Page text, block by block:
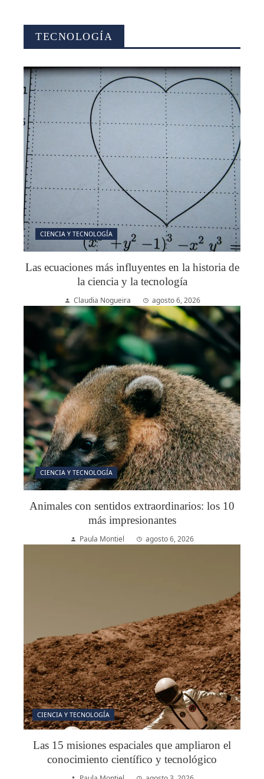
TECNOLOGÍA
CIENCIA Y TECNOLOGÍA
Las ecuaciones más influyentes en la historia de
la ciencia y la tecnología
Claudia Nogueira agosto 6, 2026
CIENCIA Y TECNOLOGÍA
Animales con sentidos extraordinarios: los 10
más impresionantes
Paula Montiel agosto 6, 2026
CIENCIA Y TECNOLOGÍA
Las 15 misiones espaciales que ampliaron el
conocimiento científico y tecnológico